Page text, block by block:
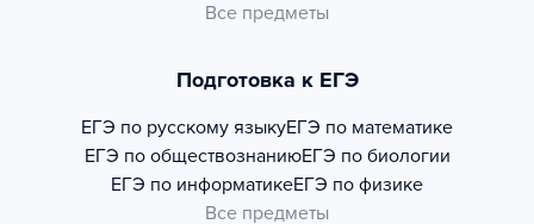
Все предметы
Подготовка к ЕГЭ
ЕГЭ по русскому языкуЕГЭ по математике
ЕГЭ по обществознаниюЕГЭ по биологии
ЕГЭ по информатикеЕГЭ по физике
Все предметы